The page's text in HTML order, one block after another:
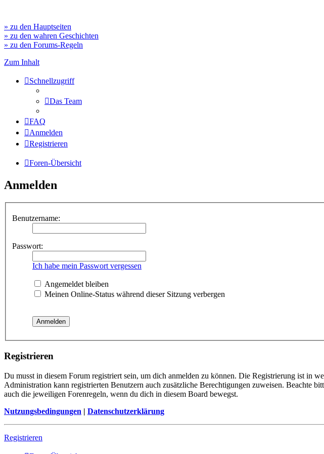
» zu den Hauptseiten
» zu den wahren Geschichten
» zu den Forums-Regeln
Zum Inhalt
Schnellzugriff
Das Team
FAQ
Anmelden
Registrieren
Foren-Übersicht
Anmelden
Benutzername:
Passwort:
Ich habe mein Passwort vergessen
Angemeldet bleiben
Meinen Online-Status während dieser Sitzung verbergen
Registrieren
Du musst in diesem Forum registriert sein, um dich anmelden zu können. Die Registrierung ist in
Administration kann registrierten Benutzern auch zusätzliche Berechtigungen zuweisen. Beachte
auch die jeweiligen Forenregeln, wenn du dich in diesem Board bewegst.
Nutzungsbedingungen | Datenschutzerklärung
Registrieren